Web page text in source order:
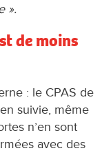
».
de moins
: le CPAS de
suivie, même
n’en sont
avec des